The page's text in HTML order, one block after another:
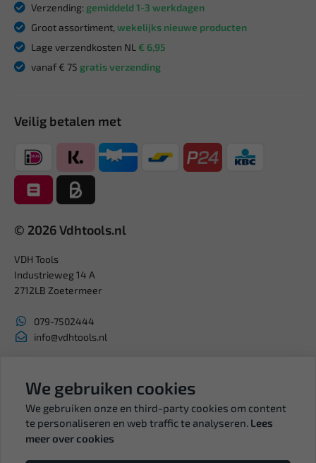
Verzending: gemiddeld 1-3 werkdagen
Groot assortiment, wekelijks nieuwe producten
Lage verzendkosten NL € 6,95
vanaf € 75 gratis verzending
Veilig betalen met
© 2026 Vdhtools.nl
VDH Tools
Industrieweg 14 A
2712LB Zoetermeer
079-7502444
info@vdhtools.nl
BTW: NL819958657B01
We gebruiken cookies
We gebruiken onze en third-party cookies om content
te personaliseren en web traffic te analyseren. Lees
meer over cookies